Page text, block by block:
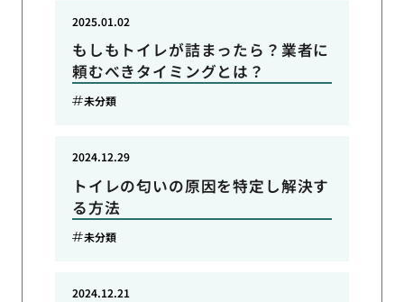
もしもトイレが詰まったら？業者に
頼むべきタイミングとは？
2025.01.02
未分類
トイレの匂いの原因を特定し解決す
る方法
2024.12.29
未分類
2024.12.21